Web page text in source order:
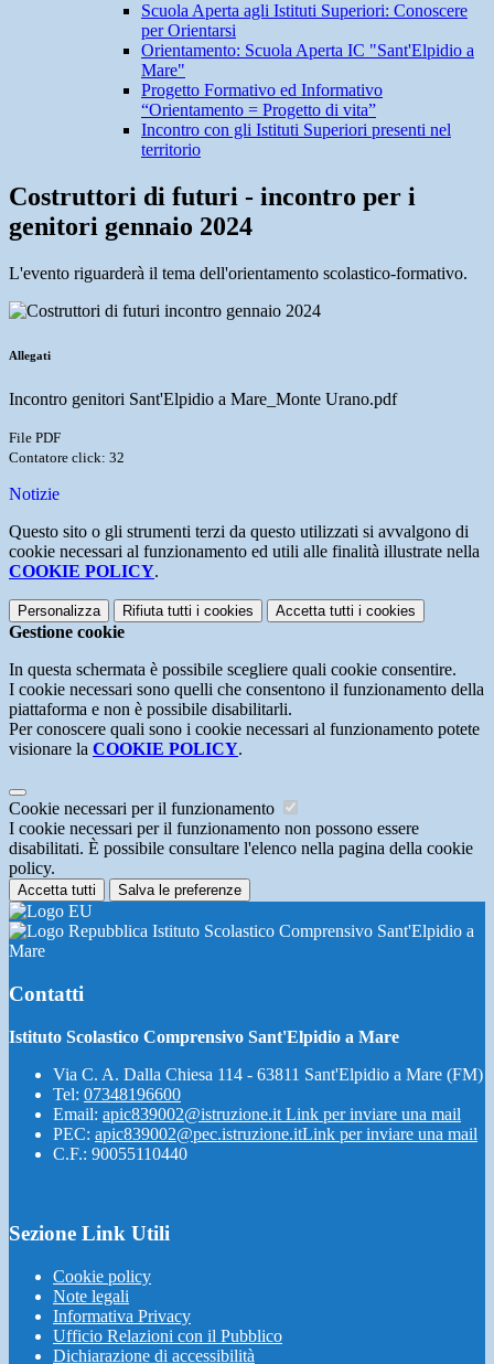
Scuola Aperta agli Istituti Superiori: Conoscere
per Orientarsi
Orientamento: Scuola Aperta IC "Sant'Elpidio a
Mare"
Progetto Formativo ed Informativo
“Orientamento = Progetto di vita”
Incontro con gli Istituti Superiori presenti nel
territorio
Costruttori di futuri - incontro per i
genitori gennaio 2024
L'evento riguarderà il tema dell'orientamento scolastico-formativo.
Allegati
Incontro genitori Sant'Elpidio a Mare_Monte Urano.pdf
File PDF
Contatore click: 32
Notizie
Questo sito o gli strumenti terzi da questo utilizzati si avvalgono di
cookie necessari al funzionamento ed utili alle finalità illustrate nella
COOKIE POLICY.
Personalizza Rifiuta tutti i cookies Accetta tutti i cookies
Gestione cookie
In questa schermata è possibile scegliere quali cookie consentire.
I cookie necessari sono quelli che consentono il funzionamento della
piattaforma e non è possibile disabilitarli.
Per conoscere quali sono i cookie necessari al funzionamento potete
visionare la COOKIE POLICY.
Cookie necessari per il funzionamento
I cookie necessari per il funzionamento non possono essere
disabilitati. È possibile consultare l'elenco nella pagina della cookie
policy.
Accetta tutti Salva le preferenze
Istituto Scolastico Comprensivo Sant'Elpidio a
Mare
Contatti
Istituto Scolastico Comprensivo Sant'Elpidio a Mare
Via C. A. Dalla Chiesa 114 - 63811 Sant'Elpidio a Mare (FM)
Tel: 07348196600
Email: apic839002@istruzione.it Link per inviare una mail
PEC: apic839002@pec.istruzione.itLink per inviare una mail
C.F.: 90055110440
Sezione Link Utili
Cookie policy
Note legali
Informativa Privacy
Ufficio Relazioni con il Pubblico
Dichiarazione di accessibilità